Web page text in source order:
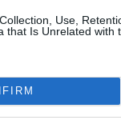
Use,
that Is Unrelated with
Τοποθεσία: